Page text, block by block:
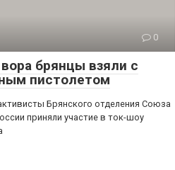
0
брянцы взяли с
пистолетом
Брянского отделения Союза
приняли участие в ток-шоу